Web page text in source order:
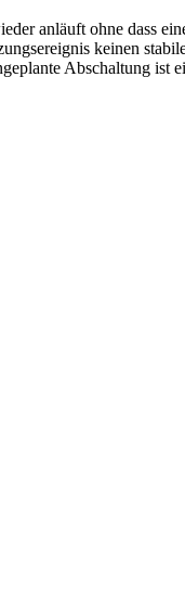
anläuft ohne dass
keinen
Abschaltung ist